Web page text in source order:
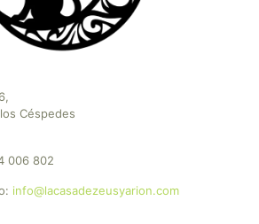
Céspedes
006 802
info@lacasadezeusyarion.com